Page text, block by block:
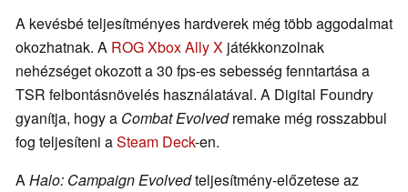
A kevésbé teljesítményes hardverek még több aggodalmat
okozhatnak. A ROG Xbox Ally X játékkonzolnak
nehézséget okozott a 30 fps-es sebesség fenntartása a
TSR felbontásnövelés használatával. A Digital Foundry
gyanítja, hogy a Combat Evolvedremake még rosszabbul
fog teljesíteni aSteam Deck-en.
AHalo: Campaign Evolvedteljesítmény-előzetese az